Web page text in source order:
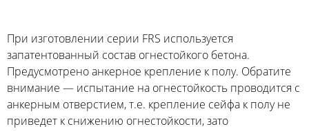
При изготовлении серии FRS используется
запатентованный состав огнестойкого бетона.
Предусмотрено анкерное крепление к полу. Обратите
внимание — испытание на огнестойкость проводится с
анкерным отверстием, т.е. крепление сейфа к полу не
приведет к снижению огнестойкости, зато